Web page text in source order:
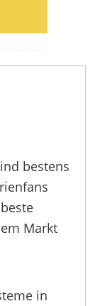
bestens
Markt
in